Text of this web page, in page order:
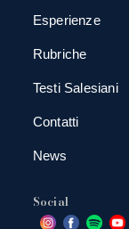
Esperienze
Rubriche
Testi Salesiani
Contatti
News
Social